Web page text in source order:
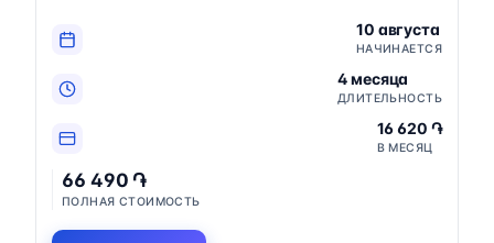
10 августа
НАЧИНАЕТСЯ
4 месяца
ДЛИТЕЛЬНОСТЬ
16 620 ֏
В МЕСЯЦ
66 490 ֏
ПОЛНАЯ СТОИМОСТЬ